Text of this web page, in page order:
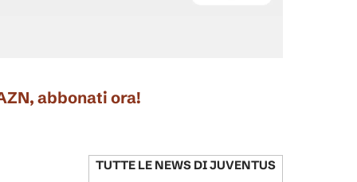
abbonati ora!
TUTTE LE NEWS DIJUVENTUS